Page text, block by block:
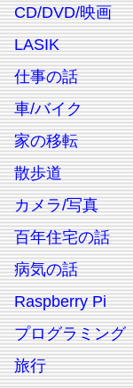
CD/DVD/映画
LASIK
仕事の話
車/バイク
家の移転
散歩道
カメラ/写真
百年住宅の話
病気の話
Raspberry Pi
プログラミング
旅行